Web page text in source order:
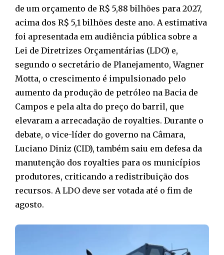
de um orçamento de R$ 5,88 bilhões para 2027,
acima dos R$ 5,1 bilhões deste ano. A estimativa
foi apresentada em audiência pública sobre a
Lei de Diretrizes Orçamentárias (LDO) e,
segundo o secretário de Planejamento, Wagner
Motta, o crescimento é impulsionado pelo
aumento da produção de petróleo na Bacia de
Campos e pela alta do preço do barril, que
elevaram a arrecadação de royalties. Durante o
debate, o vice-líder do governo na Câmara,
Luciano Diniz (CID), também saiu em defesa da
manutenção dos royalties para os municípios
produtores, criticando a redistribuição dos
recursos. A LDO deve ser votada até o fim de
agosto.